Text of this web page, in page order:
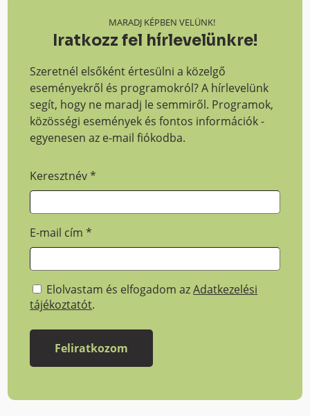
MARADJ KÉPBEN VELÜNK!
Iratkozz fel hírlevelünkre!
Szeretnél elsőként értesülni a közelgő
eseményekről és programokról? A hírlevelünk
segít, hogy ne maradj le semmiről. Programok,
közösségi események és fontos információk -
egyenesen az e-mail fiókodba.
Keresztnév*
E-mail cím*
Elolvastam és elfogadom azAdatkezelési
tájékoztatót.